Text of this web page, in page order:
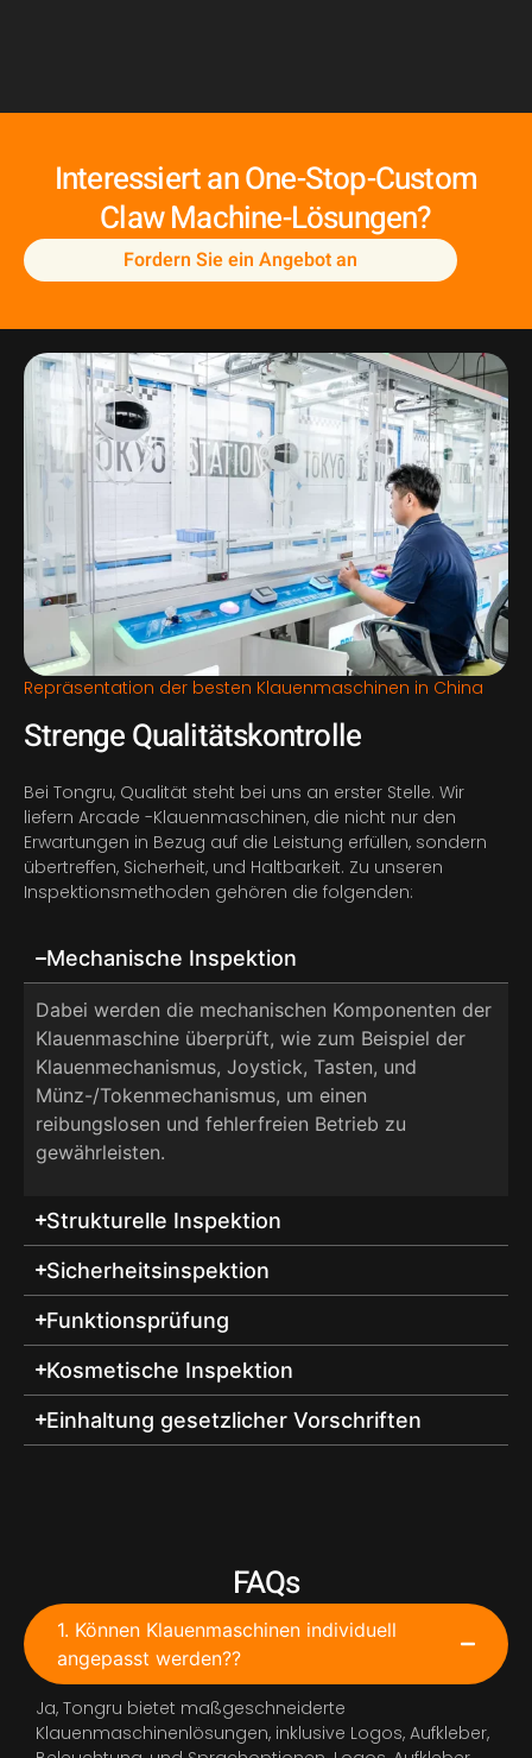
Interessiert an One-Stop-Custom
Claw Machine-Lösungen?
Fordern Sie ein Angebot an
Repräsentation der besten Klauenmaschinen in China
Strenge Qualitätskontrolle
Bei Tongru, Qualität steht bei uns an erster Stelle. Wir
liefern Arcade -Klauenmaschinen, die nicht nur den
Erwartungen in Bezug auf die Leistung erfüllen, sondern
übertreffen, Sicherheit, und Haltbarkeit. Zu unseren
Inspektionsmethoden gehören die folgenden:
Mechanische Inspektion
Dabei werden die mechanischen Komponenten der
Klauenmaschine überprüft, wie zum Beispiel der
Klauenmechanismus, Joystick, Tasten, und
Münz-/Tokenmechanismus, um einen
reibungslosen und fehlerfreien Betrieb zu
gewährleisten.
Strukturelle Inspektion
Sicherheitsinspektion
Funktionsprüfung
Kosmetische Inspektion
Einhaltung gesetzlicher Vorschriften
FAQs
1. Können Klauenmaschinen individuell
angepasst werden??
Ja, Tongru bietet maßgeschneiderte
Klauenmaschinenlösungen, inklusive Logos, Aufkleber,